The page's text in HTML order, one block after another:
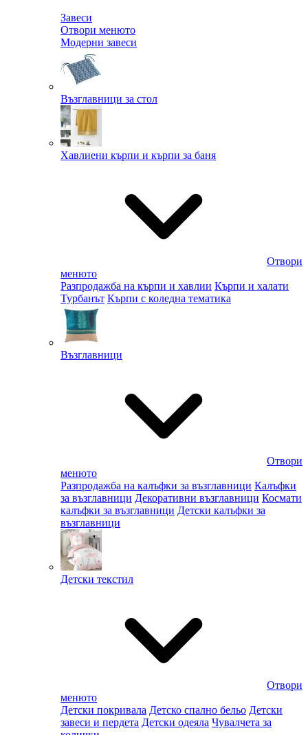
Завеси
Отвори менюто
Модерни завеси
Възглавници за стол
Хавлиени кърпи и кърпи за баня
Отвори
менюто
Разпродажба на кърпи и хавлии Кърпи и халати
Турбанът Кърпи с коледна тематика
Възглавници
Отвори
менюто
Разпродажба на калъфки за възглавници Калъфки
за възглавници Декоративни възглавници Космати
калъфки за възглавници Детски калъфки за
възглавници
Детски текстил
Отвори
менюто
Детски покривала Детско спално бельо Детски
завеси и пердета Детски одеяла Чувалчета за